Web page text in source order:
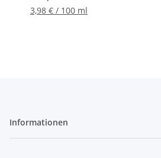
3,98 € / 100 ml
Informationen